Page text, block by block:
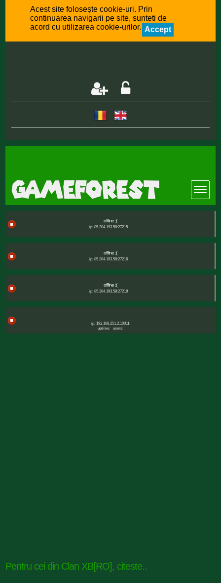
Acest site folosește cookie-uri. Prin
continuarea navigarii pe site, sunteti de
acord cu utilizarea cookie-urilor. Accept
offline :(
ip: 85.204.193.58:27215
offline :(
ip: 85.204.193.58:27216
offline :(
ip: 85.204.193.58:27218
ip: 192.168.251.2:10011:
uptime:
users:
Pentru cei din Clan XB[RO], citeste..